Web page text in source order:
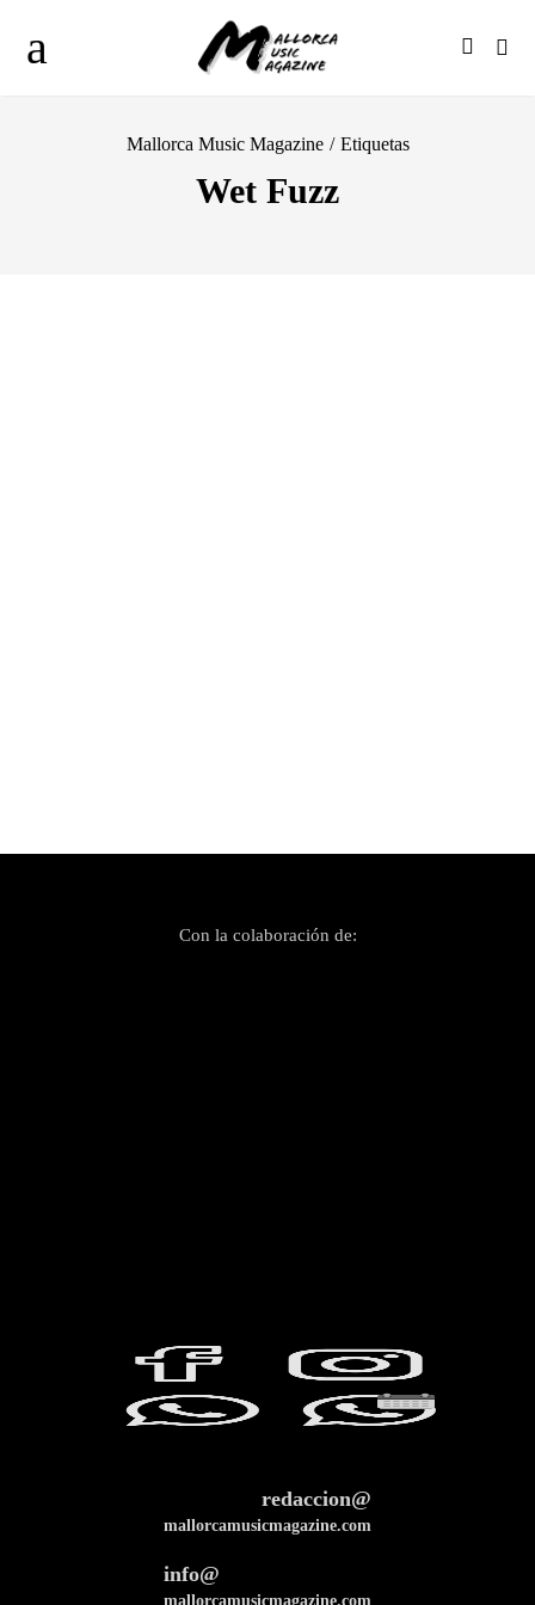
Mallorca Music Magazine / Etiquetas
Wet Fuzz
Con la colaboración de:
redaccion@
mallorcamusicmagazine.com
info@
mallorcamusicmagazine.com